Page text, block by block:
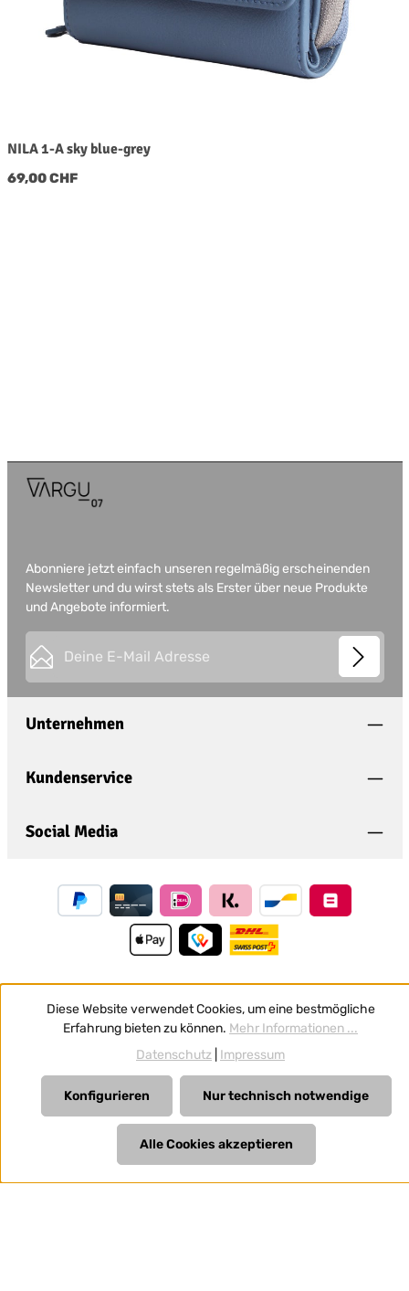
NILA 1-A sky blue-grey
Regulärer Preis:
69,00 CHF
Abonniere jetzt einfach unseren regelmäßig erscheinenden
Newsletter und du wirst stets als Erster über neue Produkte
und Angebote informiert.
Datenschutz
Ich habe die
bin mit ihnen einverstanden.
Die mit einem Stern (*) markierten Felder sind
Unternehmen
Kundenservice
Social Media
Vertrag widerrufen
und ggf. Nachnahmegebühren, wenn nicht anders
angegeben.
Diese Website verwendet Cookies, um eine bestmögliche
Erfahrung bieten zu können. Mehr Informationen ...
Datenschutz Impressum
Nur technisch notwendige
Konfigurieren
Alle Cookies akzeptieren